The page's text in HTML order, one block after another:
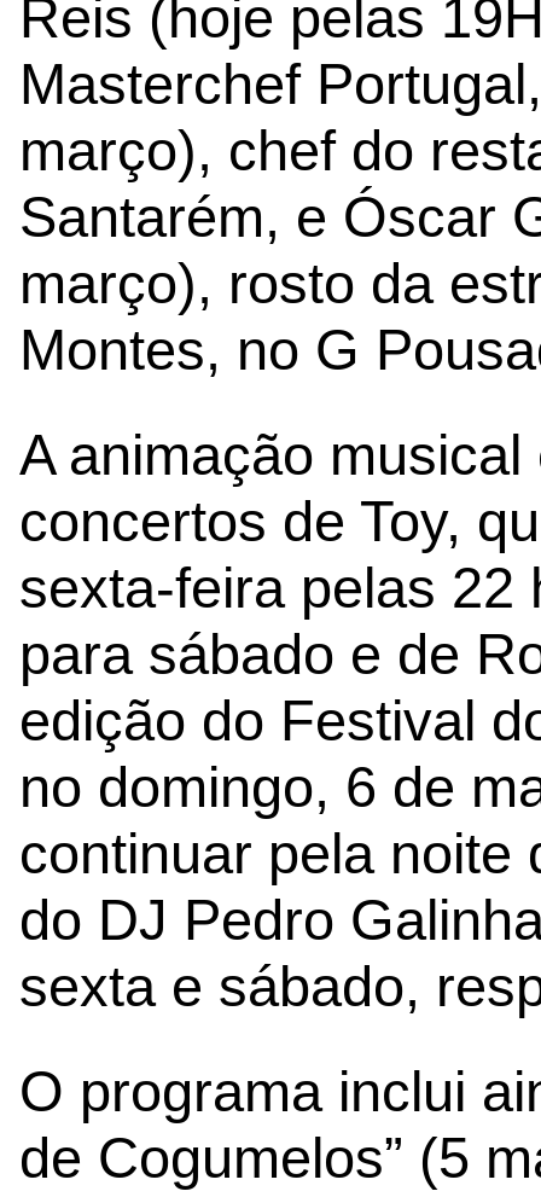
Reis (hoje pelas
Masterchef
março), chef do
Santarém, e Óscar
março), rosto da
Montes, no G
A animação
concertos de Toy,
sexta-feira pelas 22
para sábado e de
edição do Festival
no domingo, 6 de
continuar pela noite
do DJ Pedro
sexta e sábado,
O programa inclui
de Cogumelos” (5